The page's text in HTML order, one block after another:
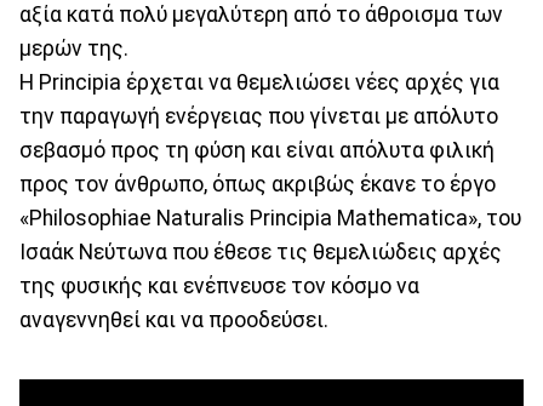
αξία κατά πολύ μεγαλύτερη από το άθροισμα των
μερών της.
Η Principia έρχεται να θεμελιώσει νέες αρχές για
την παραγωγή ενέργειας που γίνεται με απόλυτο
σεβασμό προς τη φύση και είναι απόλυτα φιλική
προς τον άνθρωπο, όπως ακριβώς έκανε το έργο
«Philosophiae Naturalis Principia Mathematica», του
Ισαάκ Νεύτωνα που έθεσε τις θεμελιώδεις αρχές
της φυσικής και ενέπνευσε τον κόσμο να
αναγεννηθεί και να προοδεύσει.